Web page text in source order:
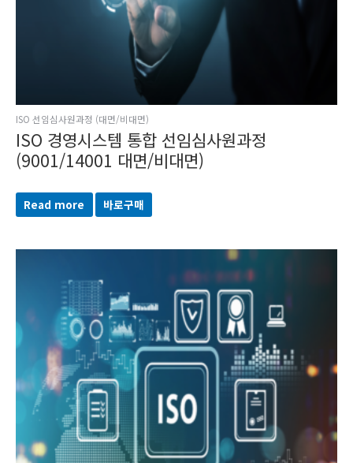
ISO 선임심사원과정 (대면/비대면)
ISO 경영시스템 통합 선임심사원과정
(9001/14001 대면/비대면)
Read more 바로구매